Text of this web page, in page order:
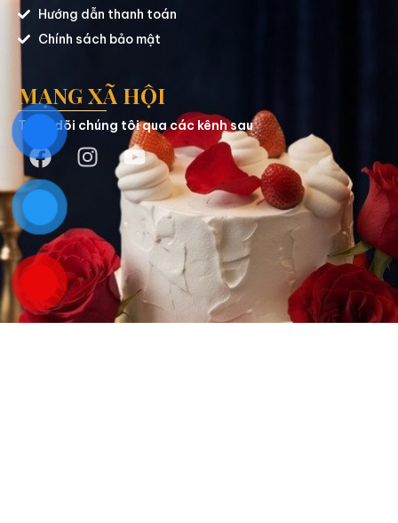
Hướng dẫn thanh toán
Chính sách bảo mật
MẠNG XÃ HỘI
Theo dõi chúng tôi qua các kênh sau